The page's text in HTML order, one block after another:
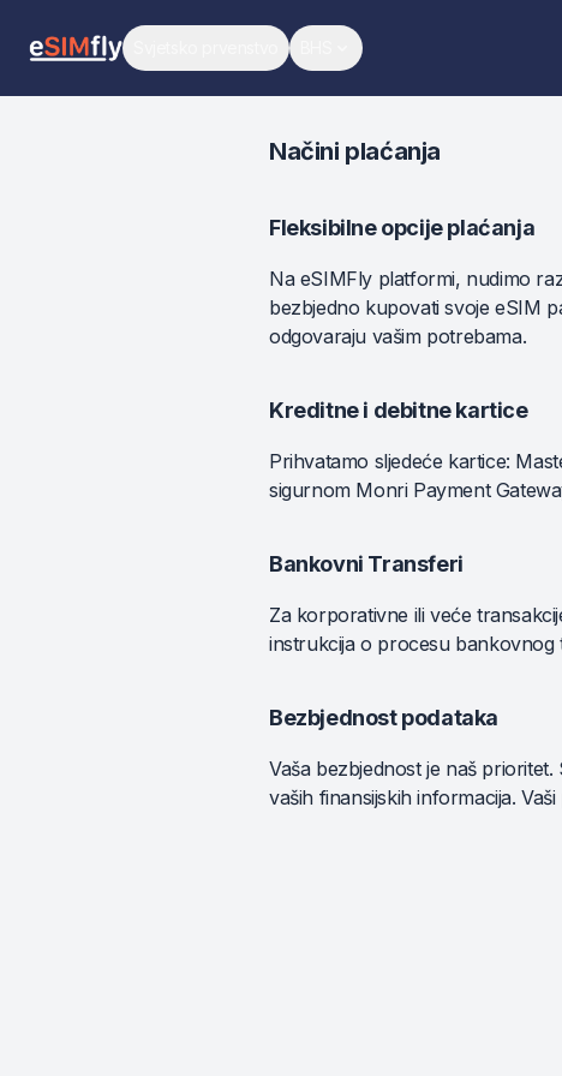
Svjetsko prvenstvoPromijeni jezik
Načini plaćanja
Fleksibilne opcije plaćanja
Na eSIMFly platformi, nudimo
bezbjedno kupovati svoje eSIM
odgovaraju vašim potrebama.
Kreditne i debitne kartice
Prihvatamo sljedeće kartice:
sigurnom Monri Payment
Bankovni Transferi
Za korporativne ili veće
instrukcija o procesu bankovnog
Bezbjednost podataka
Vaša bezbjednost je naš
vaših finansijskih informacija.